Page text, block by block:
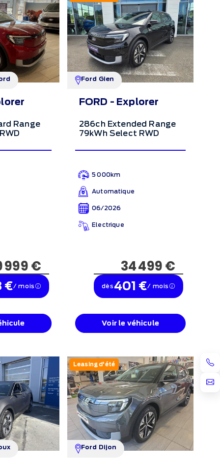
Range
999 €
€/ mois
Ford Gien
FORD - Explorer
286ch Extended Range
79kWh Select RWD
5 000km
Automatique
06/2026
Electrique
34 499 €
dès 401 €/ mois
Voir le véhicule
Leasing d'été
Ford Dijon